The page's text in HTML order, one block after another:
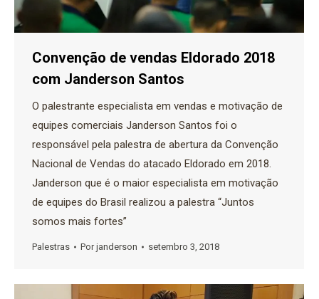
Convenção de vendas Eldorado 2018
com Janderson Santos
O palestrante especialista em vendas e motivação de
equipes comerciais Janderson Santos foi o
responsável pela palestra de abertura da Convenção
Nacional de Vendas do atacado Eldorado em 2018.
Janderson que é o maior especialista em motivação
de equipes do Brasil realizou a palestra “Juntos
somos mais fortes”
Palestras Porjanderson setembro 3, 2018